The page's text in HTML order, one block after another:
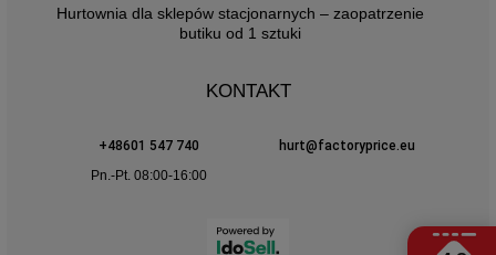
Hurtownia dla sklepów stacjonarnych – zaopatrzenie
butiku od 1 sztuki
KONTAKT
+48601 547 740
hurt@factoryprice.eu
Pn.-Pt. 08:00-16:00